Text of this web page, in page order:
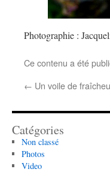
Photographie :
Ce contenu a été
← Un voile de
Catégories
Non classé
Photos
Video